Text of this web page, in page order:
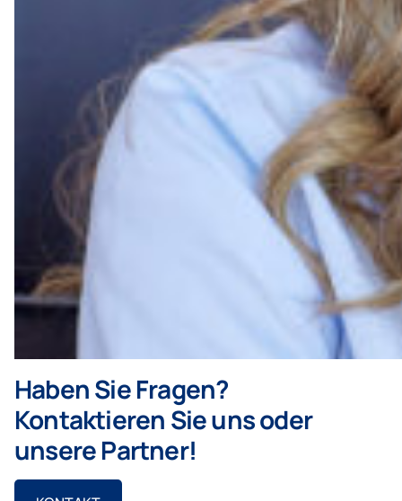
Haben Sie Fragen?
Kontaktieren Sie uns oder
unsere Partner!